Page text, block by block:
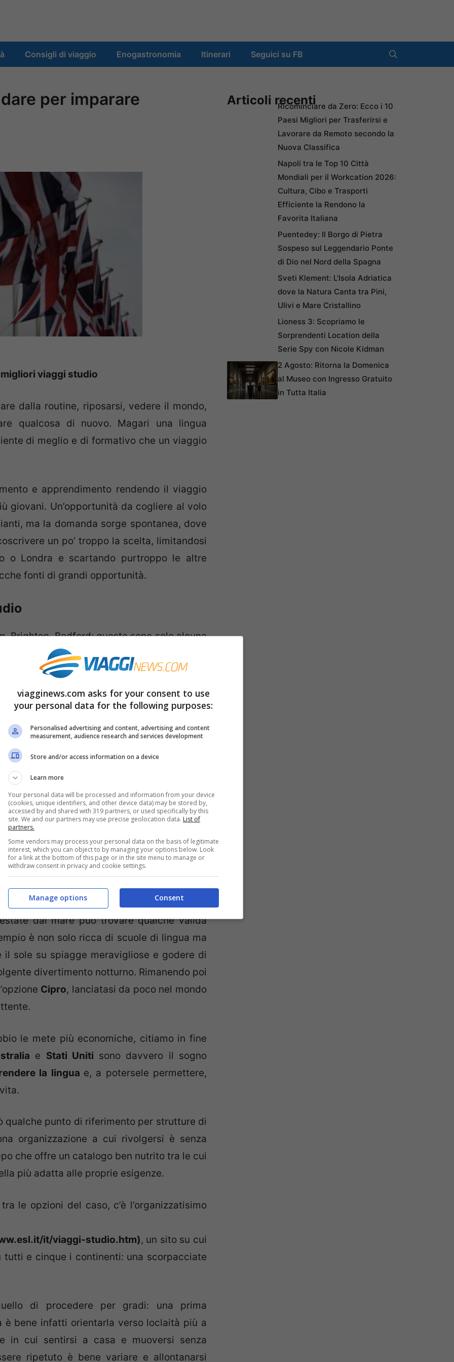
Consigli di viaggio Enogastronomia Itinerari Seguici su FB
per imparare
migliori viaggi studio
dalla routine, riposarsi, vedere il mondo,
qualcosa di nuovo. Magari una lingua
di meglio e di formativo che un viaggio
e apprendimento rendendo il viaggio
giovani. Un’opportunità da cogliere al volo
ma la domanda sorge spontanea, dove
un po’ troppo la scelta, limitandosi
o Londra e scartando purtroppo le altre
fonti di grandi opportunità.
Brighton, Bedford: queste sono solo alcune
cara
Londra, città in cui ci sono famosi
Bathad esempio è famosa per le sue
porta dei londinesi: queste località infattti
e più economiche, ma comunque a
capitale.
anche un tocco di arte e storia una buona
laScozia
paesaggi rurali che ospitano alcune tra le
la verde
ma vorrebbero fare
Dublinoci sono Galway,
a cui si affianca il centro universitario
e nella lingua è certo garantita.
dal mare può trovare qualche valida
è non solo ricca di scuole di lingua ma
il sole su spiagge meravigliose e godere di
divertimento notturno. Rimanendo poi
Cipro, lanciatasi da poco nel mondo
le mete più economiche, citiamo in fine
e Stati Uniti sono davvero il sogno
la lingua e, a potersele permettere,
qualche punto di riferimento per strutture di
organizzazione a cui rivolgersi è senza
che offre un catalogo ben nutrito tra le cui
più adatta alle proprie esigenze.
le opzioni del caso, c’è l’organizzatisimo
it/viaggi-studio.htm), un sito su cui
e cinque i continenti: una scorpacciate
di procedere per gradi: una prima
bene infatti orientarla verso loclaità più a
in cui sentirsi a casa e muoversi senza
ripetuto è bene variare e allontanarsi
Articoli recentiRicominciare da Zero: Ecco i 10
Paesi Migliori per Trasferirsi e
Lavorare da Remoto secondo la
Nuova Classifica
Napoli tra le Top 10 Città
Mondiali per il Workcation 2026:
Cultura, Cibo e Trasporti
Efficiente la Rendono la
Favorita Italiana
Puentedey: Il Borgo di Pietra
Sospeso sul Leggendario Ponte
di Dio nel Nord della Spagna
Sveti Klement: L’Isola Adriatica
dove la Natura Canta tra Pini,
Ulivi e Mare Cristallino
Lioness 3: Scopriamo le
Sorprendenti Location della
Serie Spy con Nicole Kidman
2 Agosto: Ritorna la Domenica
al Museo con Ingresso Gratuito
in Tutta Italia
viagginews.com asks for your consent to use
your personal data for the following purposes:
Personalised advertising and content, advertising and content
measurement, audience research and services development
Store and/or access information on a device
Learn more
Your personal data will be processed and information from your device
(cookies, unique identifiers, and other device data) may be stored by,
accessed by and shared with 319 partners, or used specifically by this
site. We and our partners may use precise geolocation data. List of
partners.
Some vendors may process your personal data on the basis of legitimate
interest, which you can object to by managing your options below. Look
for a link at the bottom of this page or in the site menu to manage or
withdraw consent in privacy and cookie settings.
Consent
Manage options